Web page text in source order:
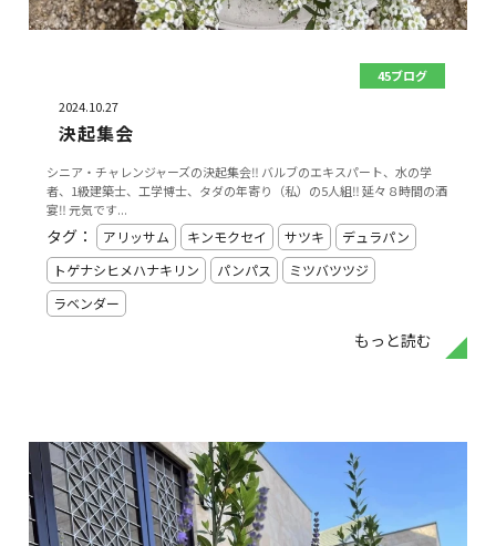
45ブログ
2024.10.27
決起集会
シニア・チャレンジャーズの決起集会‼️ バルブのエキスパート、水の学
者、1級建築士、工学博士、タダの年寄り（私）の5人組‼️ 延々８時間の酒
宴‼️ 元気です...
もっと読む
タグ： アリッサム キンモクセイ サツキ
デュラパン
トゲナシヒメハナキリン
パンパス
ミツバツツジ
ラベンダー